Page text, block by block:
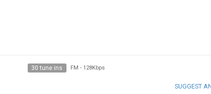
30 tune ins FM - 128Kbps
SUGGEST